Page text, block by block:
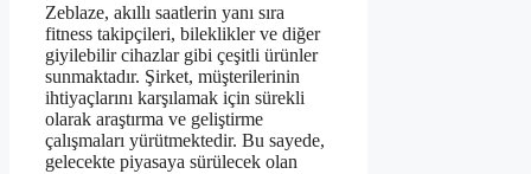
Zeblaze, akıllı saatlerin yanı sıra
fitness takipçileri, bileklikler ve diğer
giyilebilir cihazlar gibi çeşitli ürünler
sunmaktadır. Şirket, müşterilerinin
ihtiyaçlarını karşılamak için sürekli
olarak araştırma ve geliştirme
çalışmaları yürütmektedir. Bu sayede,
gelecekte piyasaya sürülecek olan